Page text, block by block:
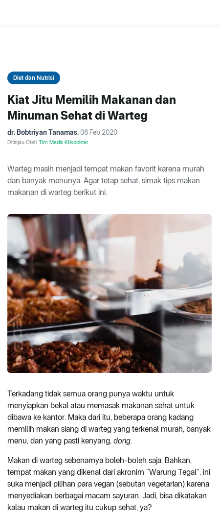
Diet dan Nutrisi
Kiat Jitu Memilih Makanan dan
Minuman Sehat di Warteg
dr. Bobtriyan Tanamas, 08 Feb 2020
Ditinjau Oleh Tim Medis Klikdokter
Warteg masih menjadi tempat makan favorit karena murah
dan banyak menunya. Agar tetap sehat, simak tips makan
makanan di warteg berikut ini.
Terkadang tidak semua orang punya waktu untuk
menyiapkan bekal atau memasak makanan sehat untuk
dibawa ke kantor. Maka dari itu, beberapa orang kadang
memilih makan siang di warteg yang terkenal murah, banyak
menu, dan yang pasti kenyang, dong.
Makan di warteg sebenarnya boleh-boleh saja. Bahkan,
tempat makan yang dikenal dari akronim “Warung Tegal”, ini
suka menjadi pilihan para vegan (sebutan vegetarian) karena
menyediakan berbagai macam sayuran. Jadi, bisa dikatakan
kalau makan di warteg itu cukup sehat, ya?